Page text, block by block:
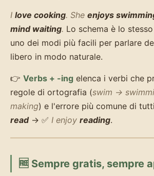
I love cooking. She enjoys
mind waiting. Lo schema è lo
uno dei modi più facili per parlare
libero in modo naturale.
👉 Verbs + -ing elenca i verbi che
regole di ortografia (swim →
making) e l'errore più comune di
read→ ✅ I enjoy reading.
🆓 Sempre gratis, sempre